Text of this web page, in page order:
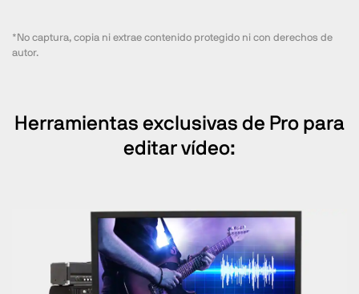
*No captura, copia ni extrae contenido protegido ni con derechos de
autor.
Herramientas exclusivas de Pro para
editar vídeo: